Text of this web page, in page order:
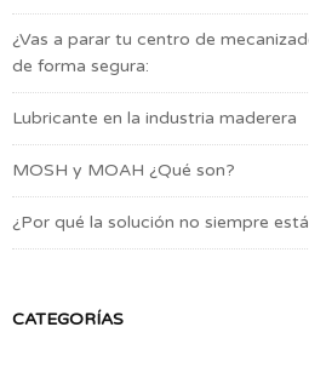
¿Vas a parar tu centro de
de forma segura:
Lubricante en la industria maderera
MOSH y MOAH ¿Qué son?
¿Por qué la solución no siempre
CATEGORÍAS